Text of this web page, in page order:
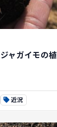
ャガイモの
近況